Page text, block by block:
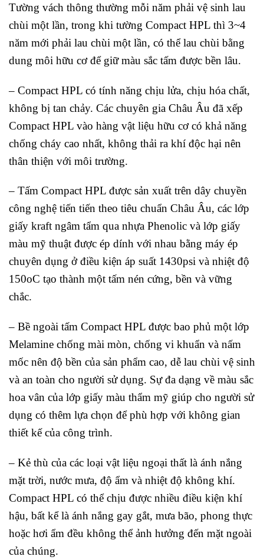
Tường vách thông thường mỗi năm phải vệ sinh lau
chùi một lần, trong khi tường Compact HPL thì 3~4
năm mới phải lau chùi một lần, có thể lau chùi bằng
dung môi hữu cơ để giữ màu sắc tấm được bền lâu.
– Compact HPL có tính năng chịu lửa, chịu hóa chất,
không bị tan chảy. Các chuyên gia Châu Âu đã xếp
Compact HPL vào hàng vật liệu hữu cơ có khả năng
chống cháy cao nhất, không thải ra khí độc hại nên
thân thiện với môi trường.
– Tấm Compact HPL được sản xuất trên dây chuyền
công nghệ tiến tiến theo tiêu chuẩn Châu Âu, các lớp
giấy kraft ngâm tẩm qua nhựa Phenolic và lớp giấy
màu mỹ thuật được ép dính với nhau bằng máy ép
chuyên dụng ở điều kiện áp suất 1430psi và nhiệt độ
150oC tạo thành một tấm nén cứng, bền và vững
chắc.
– Bề ngoài tấm Compact HPL được bao phủ một lớp
Melamine chống mài mòn, chống vi khuẩn và nấm
mốc nên độ bền của sản phẩm cao, dễ lau chùi vệ sinh
và an toàn cho người sử dụng. Sự đa dạng về màu sắc
hoa vân của lớp giấy màu thẩm mỹ giúp cho người sử
dụng có thêm lựa chọn để phù hợp với không gian
thiết kế của công trình.
– Kẻ thù của các loại vật liệu ngoại thất là ánh nắng
mặt trời, nước mưa, độ ẩm và nhiệt độ không khí.
Compact HPL có thể chịu được nhiều điều kiện khí
hậu, bất kể là ánh nắng gay gắt, mưa bão, phong thực
hoặc hơi ẩm đều không thể ảnh hưởng đến mặt ngoài
của chúng.